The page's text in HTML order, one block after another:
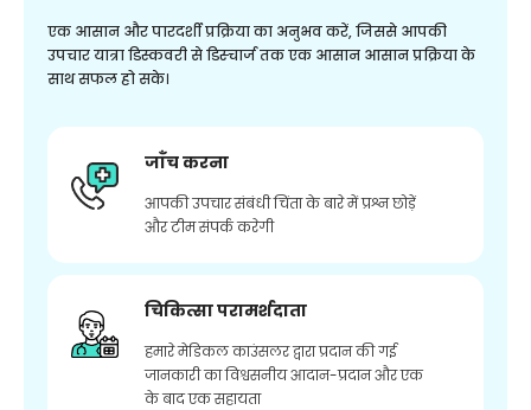
एक आसान और पारदर्शी प्रक्रिया का अनुभव करें, जिससे आपकी
उपचार यात्रा डिस्कवरी से डिस्चार्ज तक एक आसान आसान प्रक्रिया के
साथ सफल हो सके।
जाँच करना
आपकी उपचार संबंधी चिंता के बारे में प्रश्न छोड़ें
और टीम संपर्क करेगी
चिकित्सा परामर्शदाता
हमारे मेडिकल काउंसलर द्वारा प्रदान की गई
जानकारी का विश्वसनीय आदान-प्रदान और एक
के बाद एक सहायता